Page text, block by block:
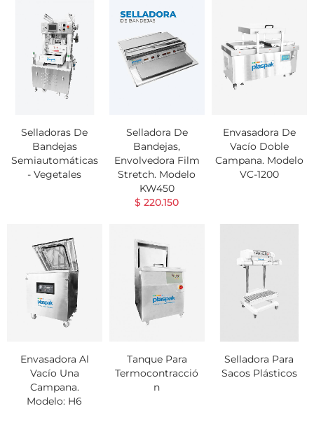
Selladoras De
Bandejas
Semiautomáticas
- Vegetales
Selladora De
Bandejas,
Envolvedora Film
Stretch. Modelo
KW450
$ 220.150
Envasadora De
Vacío Doble
Campana. Modelo
VC-1200
Envasadora Al
Vacío Una
Campana.
Modelo: H6
Tanque Para
Termocontracció
N
Selladora Para
Sacos Plásticos